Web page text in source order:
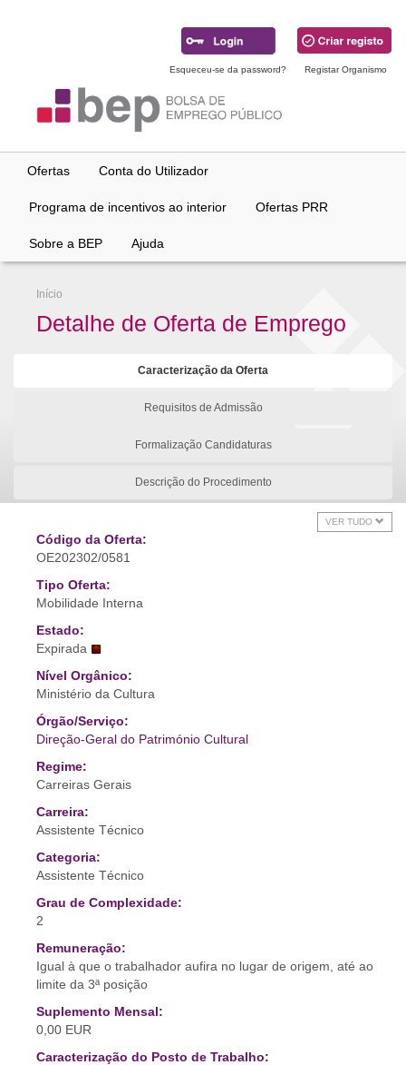
Esqueceu-se da password? Registar Organismo
Ofertas Conta do Utilizador
Programa de incentivos ao interior Ofertas PRR
Sobre a BEP Ajuda
Início
Detalhe de Oferta de Emprego
Caracterização da Oferta
Requisitos de Admissão
Formalização Candidaturas
Descrição do Procedimento
VER TUDO
Código da Oferta:
OE202302/0581
Tipo Oferta:
Mobilidade Interna
Estado:
Expirada
Nível Orgânico:
Ministério da Cultura
Órgão/Serviço:
Direção-Geral do Património Cultural
Regime:
Carreiras Gerais
Carreira:
Assistente Técnico
Categoria:
Assistente Técnico
Grau de Complexidade:
2
Remuneração:
Igual à que o trabalhador aufira no lugar de origem, até ao
limite da 3ª posição
Suplemento Mensal:
0,00 EUR
Caracterização do Posto de Trabalho: